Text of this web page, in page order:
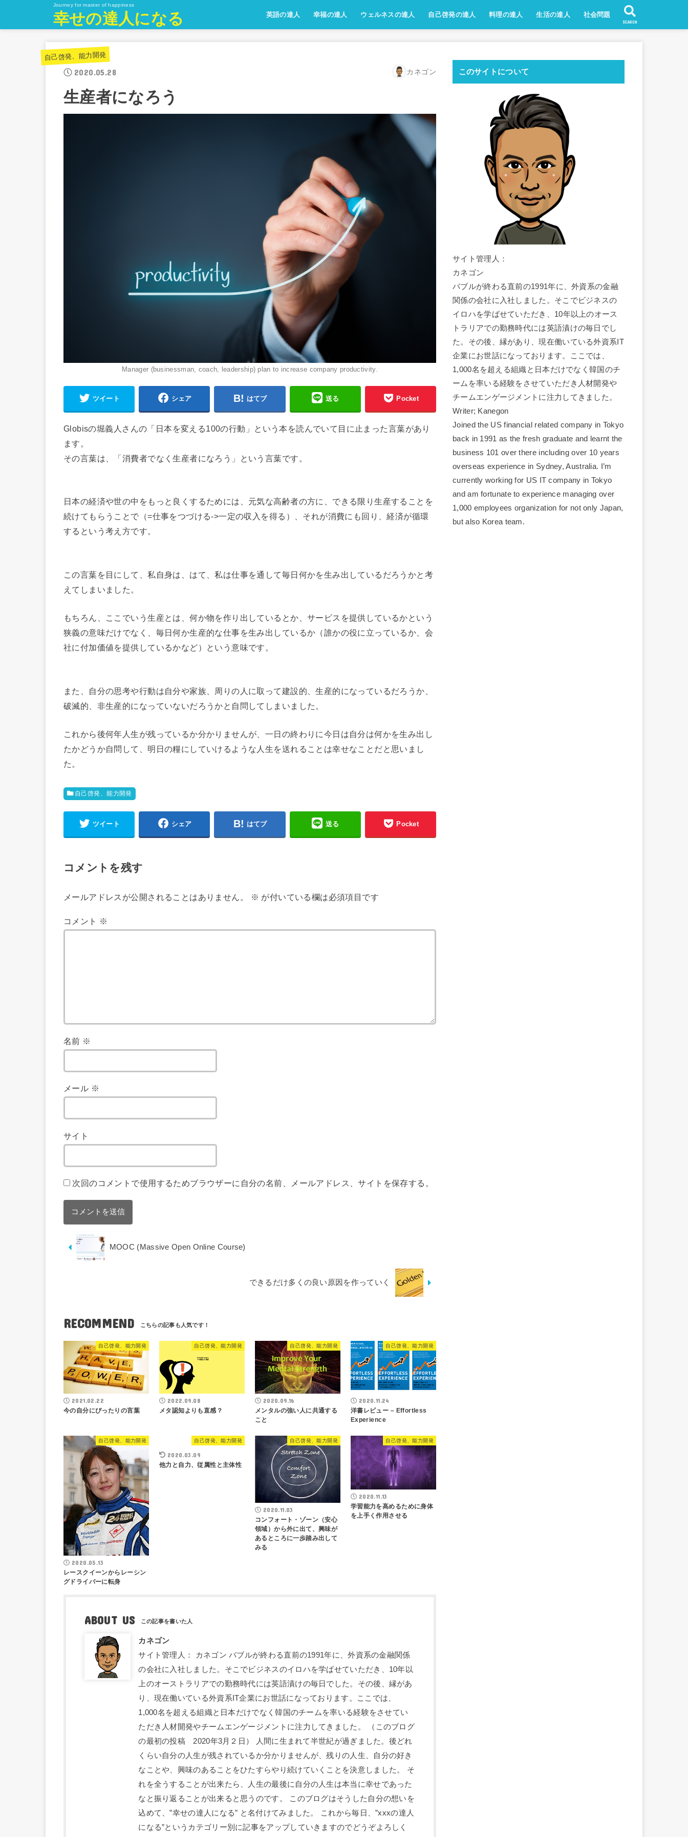
Journey for master of happiness
幸せの達人になる 英語の達人 幸福の達人 ウェルネスの達人 自己啓発の達人 料理の達人 生活の達人 社会問題
SEARCH
自己啓発、能力開発
2020.05.28 カネゴン
生産者になろう
Manager (businessman, coach, leadership) plan to increase company productivity.
ツイート シェア はてブ 送る Pocket
Globisの堀義人さんの「日本を変える100の行動」という本を読んでいて目に止まった言葉があり
ます。
その言葉は、「消費者でなく生産者になろう」という言葉です。
日本の経済や世の中をもっと良くするためには、元気な高齢者の方に、できる限り生産することを
続けてもらうことで（=仕事をつづける->一定の収入を得る）、それが消費にも回り、経済が循環
するという考え方です。
この言葉を目にして、私自身は、はて、私は仕事を通して毎日何かを生み出しているだろうかと考
えてしまいました。
もちろん、ここでいう生産とは、何か物を作り出しているとか、サービスを提供しているかという
狭義の意味だけでなく、毎日何か生産的な仕事を生み出しているか（誰かの役に立っているか、会
社に付加価値を提供しているかなど）という意味です。
また、自分の思考や行動は自分や家族、周りの人に取って建設的、生産的になっているだろうか、
破滅的、非生産的になっていないだろうかと自問してしまいました。
これから後何年人生が残っているか分かりませんが、一日の終わりに今日は自分は何かを生み出し
たかどうか自問して、明日の糧にしていけるような人生を送れることは幸せなことだと思いまし
た。
自己啓発、能力開発
ツイート シェア はてブ 送る Pocket
コメントを残す
メールアドレスが公開されることはありません。 ※ が付いている欄は必須項目です
コメント ※
名前 ※
メール ※
サイト
次回のコメントで使用するためブラウザーに自分の名前、メールアドレス、サイトを保存する。
MOOC (Massive Open Online Course)
できるだけ多くの良い原因を作っていく
RECOMMEND
自己啓発、能力開発
2021.02.22
今の自分にぴったりの言葉
自己啓発、能力開発
2022.09.08
メタ認知よりも直感？
自己啓発、能力開発
2020.09.16
メンタルの強い人に共通する
こと
自己啓発、能力開発
2020.11.24
洋書レビュー – Effortless
Experience
自己啓発、能力開発
2020.05.13
レースクイーンからレーシン
グドライバーに転身
自己啓発、能力開発
2020.03.09
他力と自力、従属性と主体性
自己啓発、能力開発
2020.11.03
コンフォート・ゾーン（安心
領域）から外に出て、興味が
あるところに一歩踏み出して
みる
自己啓発、能力開発
2020.11.13
学習能力を高めるために身体
を上手く作用させる
ABOUT US
カネゴン
サイト管理人： カネゴン バブルが終わる直前の1991年に、外資系の金融関係
の会社に入社しました。そこでビジネスのイロハを学ばせていただき、10年以
上のオーストラリアでの勤務時代には英語漬けの毎日でした。その後、縁があ
り、現在働いている外資系IT企業にお世話になっております。ここでは、
1,000名を超える組織と日本だけでなく韓国のチームを率いる経験をさせてい
ただき人材開発やチームエンゲージメントに注力してきました。 （このブログ
の最初の投稿 2020年3月２日） 人間に生まれて半世紀が過ぎました。後どれ
くらい自分の人生が残されているか分かりませんが、残りの人生、自分の好き
なことや、興味のあることをひたすらやり続けていくことを決意しました。 そ
れを全うすることが出来たら、人生の最後に自分の人生は本当に幸せであった
なと振り返ることが出来ると思うのです。 このブログはそうした自分の想いを
込めて、”幸せの達人になる” と名付けてみました。 これから毎日、”xxxの達人
になる”というカテゴリー別に記事をアップしていきますのでどうぞよろしく
このサイトについて
サイト管理人：
カネゴン
バブルが終わる直前の1991年に、外資系の金融
関係の会社に入社しました。そこでビジネスの
イロハを学ばせていただき、10年以上のオース
トラリアでの勤務時代には英語漬けの毎日でし
た。その後、縁があり、現在働いている外資系IT
企業にお世話になっております。ここでは、
1,000名を超える組織と日本だけでなく韓国のチ
ームを率いる経験をさせていただき人材開発や
チームエンゲージメントに注力してきました。
Writer; Kanegon
Joined the US financial related company in Tokyo
back in 1991 as the fresh graduate and learnt the
business 101 over there including over 10 years
overseas experience in Sydney, Australia. I’m
currently working for US IT company in Tokyo
and am fortunate to experience managing over
1,000 employees organization for not only Japan,
but also Korea team.